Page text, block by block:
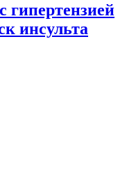
гипертензией
инсульта